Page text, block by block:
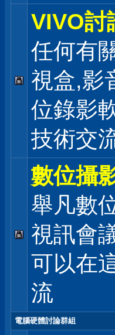
VIVO討
任何有
視盒,影
位錄影
技術交
數位攝
舉凡數
視訊會
可以在
流
電腦硬體討論群組